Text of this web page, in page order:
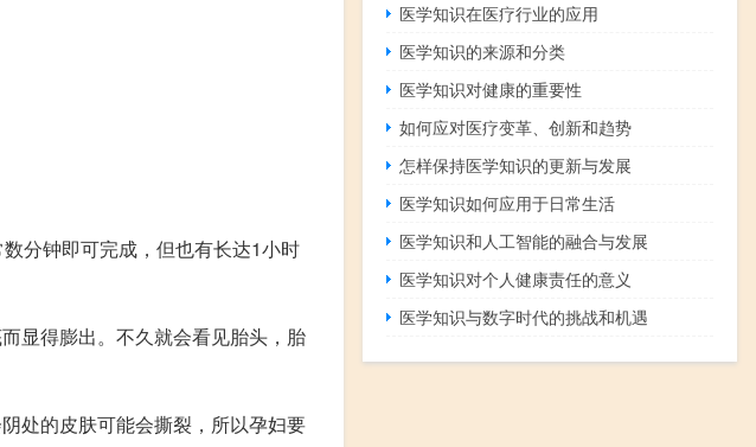
分钟即可完成，但也有长达1小时
显得膨出。不久就会看见胎头，胎
处的皮肤可能会撕裂，所以孕妇要
医学知识在医疗行业的应用
医学知识的来源和分类
医学知识对健康的重要性
如何应对医疗变革、创新和趋势
怎样保持医学知识的更新与发展
医学知识如何应用于日常生活
医学知识和人工智能的融合与发展
医学知识对个人健康责任的意义
医学知识与数字时代的挑战和机遇